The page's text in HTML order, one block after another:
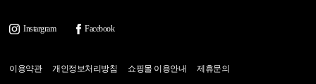
Instargram Facebook
이용약관 개인정보처리방침 쇼핑몰 이용안내 제휴문의